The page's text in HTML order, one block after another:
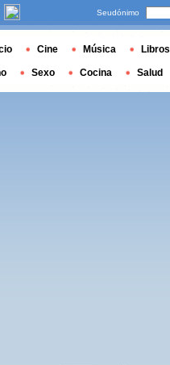
Seudónimo
Cine Música Libros
Sexo Cocina Salud